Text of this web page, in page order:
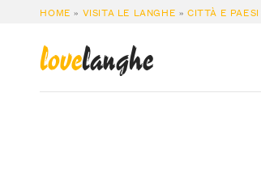
HOME » VISITA LE LANGHE » CITTÀ E PAESI
lovelanghe